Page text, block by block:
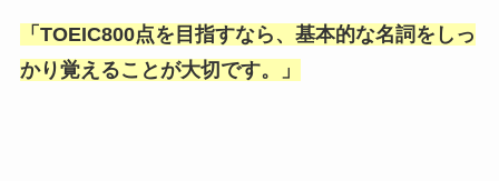
「 TOEIC800点を目指すなら、基本的な名詞をしっ
かり覚えることが大切です。
」